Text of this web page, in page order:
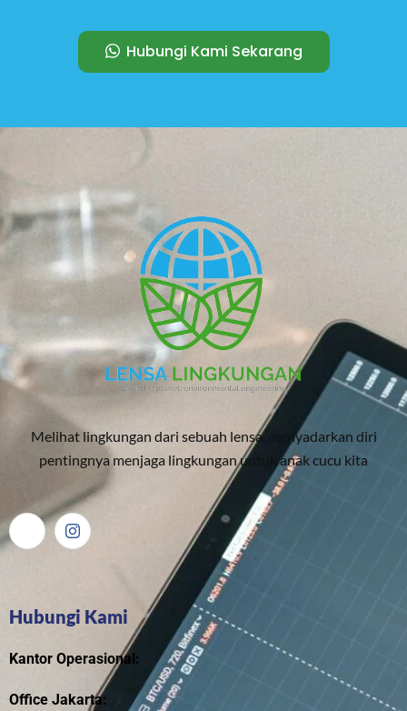
Hubungi Kami Sekarang
Melihat lingkungan dari sebuah lensa, menyadarkan diri
pentingnya menjaga lingkungan untuk anak cucu kita
Hubungi Kami
Kantor Operasional:
Office Jakarta: